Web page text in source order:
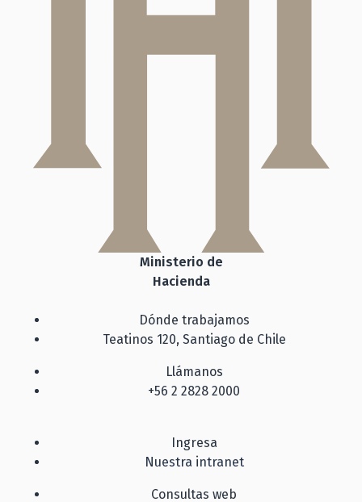
Ministerio de
Hacienda
Dónde trabajamos
Teatinos 120, Santiago de Chile
Llámanos
+56 2 2828 2000
Ingresa
Nuestra intranet
Consultas web